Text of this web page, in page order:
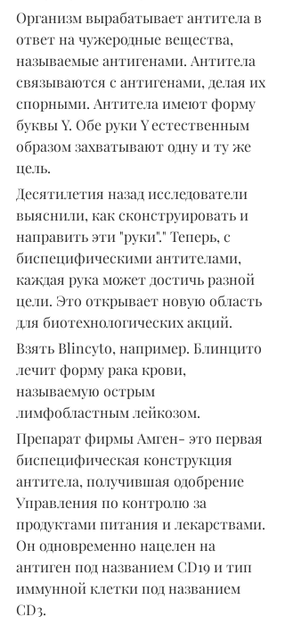
Организм вырабатывает антитела в
ответ на чужеродные вещества,
называемые антигенами. Антитела
связываются с антигенами, делая их
спорными. Антитела имеют форму
буквы Y. Обе руки Y естественным
образом захватывают одну и ту же
цель.
Десятилетия назад исследователи
выяснили, как сконструировать и
направить эти "руки"." Теперь, с
биспецифическими антителами,
каждая рука может достичь разной
цели. Это открывает новую область
для биотехнологических акций.
Взять Blincyto, например. Блинцито
лечит форму рака крови,
называемую острым
лимфобластным лейкозом.
Препарат фирмы Амген- это первая
биспецифическая конструкция
антитела, получившая одобрение
Управления по контролю за
продуктами питания и лекарствами.
Он одновременно нацелен на
антиген под названием CD19 и тип
иммунной клетки под названием
CD3.